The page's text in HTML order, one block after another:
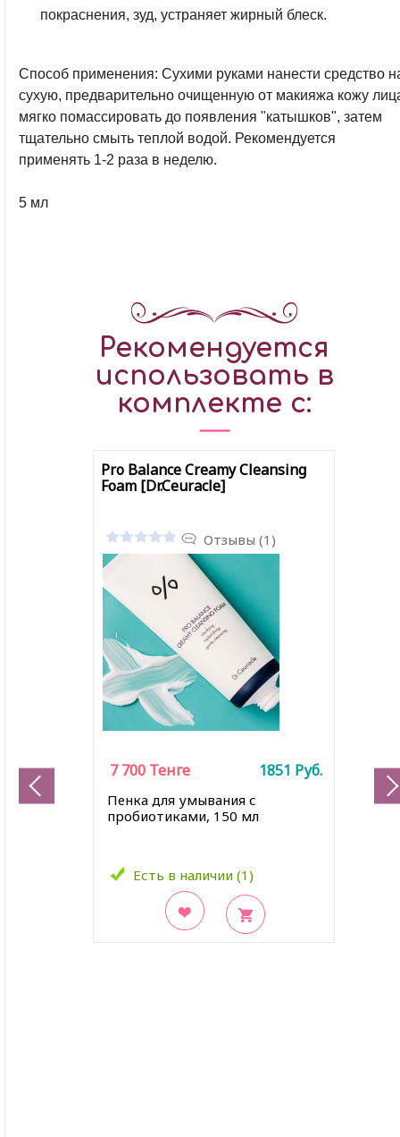
покраснения, зуд, устраняет жирный блеск.
Способ применения: Сухими руками нанести средство
сухую, предварительно очищенную от макияжа кожу
мягко помассировать до появления "катышков", затем
тщательно смыть теплой водой. Рекомендуется
применять 1-2 раза в неделю.
5 мл
Рекомендуется
использовать в
комплекте с:
Pro Balance Creamy Cleansing
Foam [Dr.Ceuracle]
Отзывы (1)
Пенка для умывания с
пробиотиками, 150 мл
Есть в наличии (1)
7 700 Тенге 1851 Руб.